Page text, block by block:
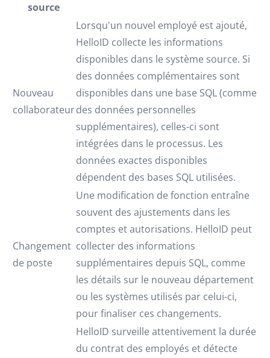
source
Nouveau
collaborateur
Lorsqu'un nouvel employé est ajouté,
HelloID collecte les informations
disponibles dans le système source. Si
des données complémentaires sont
disponibles dans une base SQL (comme
des données personnelles
supplémentaires), celles-ci sont
intégrées dans le processus. Les
données exactes disponibles
dépendent des bases SQL utilisées.
Changement
de poste
Une modification de fonction entraîne
souvent des ajustements dans les
comptes et autorisations. HelloID peut
collecter des informations
supplémentaires depuis SQL, comme
les détails sur le nouveau département
ou les systèmes utilisés par celui-ci,
pour finaliser ces changements.
HelloID surveille attentivement la durée
du contrat des employés et détecte